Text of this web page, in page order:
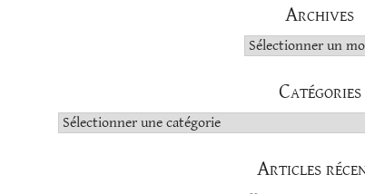
Archives
Archives
Catégories
Catégories
Articles